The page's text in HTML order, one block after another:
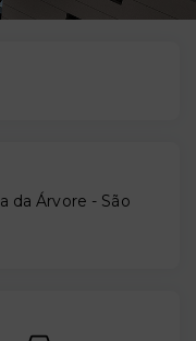
da Árvore - São